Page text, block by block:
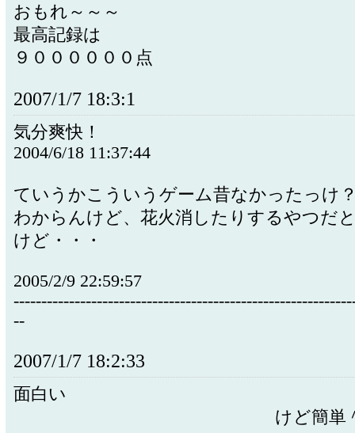
おもれ～～～
最高記録は
９００００００点
2007/1/7 18:3:1
気分爽快！
2004/6/18 11:37:44
ていうかこういうゲーム昔なかったっけ
わからんけど、花火消したりするやつだ
けど・・・
2005/2/9 22:59:57
--
2007/1/7 18:2:33
面白
けど簡単＾